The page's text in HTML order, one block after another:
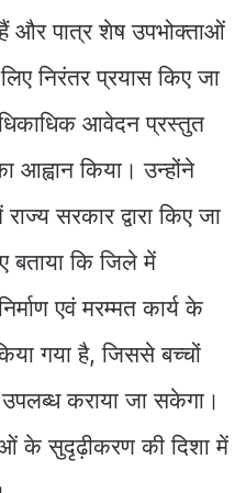
और पात्र शेष उपभोक्ताओं
निरंतर प्रयास किए जा
आवेदन प्रस्तुत
किया। उन्होंने
सरकार द्वारा किए जा
बताया कि जिले में
एवं मरम्मत कार्य के
गया है, जिससे बच्चों
कराया जा सकेगा।
के सुदृढ़ीकरण की दिशा में